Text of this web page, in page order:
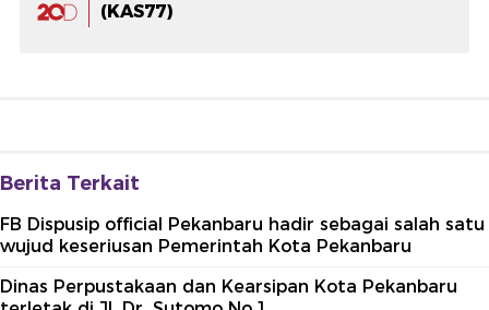
(KAS77)
Berita Terkait
FB Dispusip official Pekanbaru hadir sebagai salah satu
wujud keseriusan Pemerintah Kota Pekanbaru
Dinas Perpustakaan dan Kearsipan Kota Pekanbaru